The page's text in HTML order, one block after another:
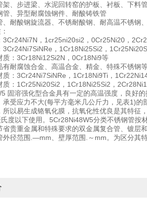
架、步进梁、水泥回转窑的护板、衬板、下料管
管、异型耐腐蚀钢件、耐酸铸铁管
、耐酸钢旋流器、不锈耐酸钢、耐高温不锈钢
3Cr24Ni7N，1cr25ni20si2，0Cr25Ni20，
3Cr24Ni7SiNRe，1Cr18Ni25Si2，
质：3Cr18Ni12Si2N，0Cr18Ni9等
有耐腐蚀合金、高温合金、精金、特殊不锈钢
质：3Cr24Ni7SiNRe，1Cr18Ni9Ti，
质：1Cr25Ni20Si2，1Cr18Ni25Si2，
固溶强化型合金具有一定的高温强度，良好
承受应力不大(每平方毫米几公斤力，见表1)
所以易生成铬氧化膜，抗氧化性优良是其特征
度以下使用。5Cr28Ni48W5分类不锈钢管按
省贵重金属和特殊要求的双金属复合管、镀层
外径范围.—mm、壁厚范围.～mm。为区分其